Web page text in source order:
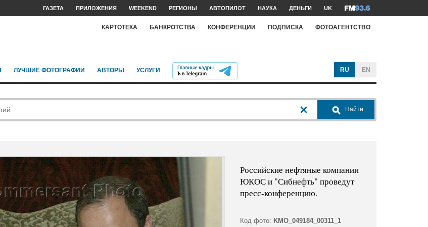
ГАЗЕТА ПРИЛОЖЕНИЯ WEEKEND РЕГИОНЫ АВТОПИЛОТ НАУКА ДЕНЬГИ UK
КАРТОТЕКА БАНКРОТСТВА КОНФЕРЕНЦИИ ПОДПИСКА ФОТОАГЕНТСТВО
ЛУЧШИЕ ФОТОГРАФИИ АВТОРЫ УСЛУГИ RU EN
Найти
Российские нефтяные компании
ЮКОС и "Сибнефть" проведут
пресс-конференцию.
Код фото: KMO_049184_00311_1